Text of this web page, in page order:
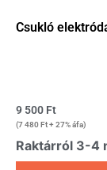
Csukló
9 500 Ft
(7 480Ft+ 27% áfa)
Raktárról 3-4